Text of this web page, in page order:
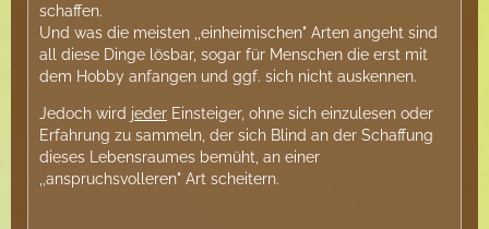
schaffen.
Und was die meisten ,,einheimischen" Arten angeht sind
all diese Dinge lösbar, sogar für Menschen die erst mit
dem Hobby anfangen und ggf. sich nicht auskennen.
Jedoch wird jeder Einsteiger, ohne sich einzulesen oder
Erfahrung zu sammeln, der sich Blind an der Schaffung
dieses Lebensraumes bemüht, an einer
,,anspruchsvolleren" Art scheitern.